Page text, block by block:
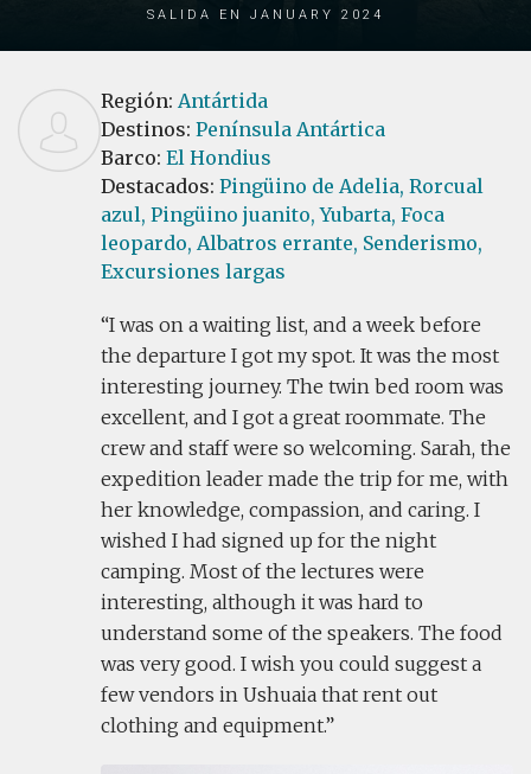
Salida en January 2024
Región: Antártida
Destinos: Península Antártica
Barco: El Hondius
Destacados: Pingüino de Adelia, Rorcual
azul, Pingüino juanito, Yubarta, Foca
leopardo, Albatros errante, Senderismo,
Excursiones largas
I was on a waiting list, and a week before
the departure I got my spot. It was the most
interesting journey. The twin bed room was
excellent, and I got a great roommate. The
crew and staff were so welcoming. Sarah, the
expedition leader made the trip for me, with
her knowledge, compassion, and caring. I
wished I had signed up for the night
camping. Most of the lectures were
interesting, although it was hard to
understand some of the speakers. The food
was very good. I wish you could suggest a
few vendors in Ushuaia that rent out
clothing and equipment.